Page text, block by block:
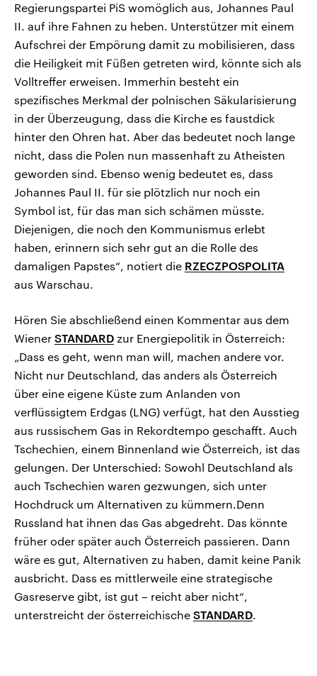
Regierungspartei PiS womöglich aus, Johannes Paul
II. auf ihre Fahnen zu heben. Unterstützer mit einem
Aufschrei der Empörung damit zu mobilisieren, dass
die Heiligkeit mit Füßen getreten wird, könnte sich als
Volltreffer erweisen. Immerhin besteht ein
spezifisches Merkmal der polnischen Säkularisierung
in der Überzeugung, dass die Kirche es faustdick
hinter den Ohren hat. Aber das bedeutet noch lange
nicht, dass die Polen nun massenhaft zu Atheisten
geworden sind. Ebenso wenig bedeutet es, dass
Johannes Paul II. für sie plötzlich nur noch ein
Symbol ist, für das man sich schämen müsste.
Diejenigen, die noch den Kommunismus erlebt
haben, erinnern sich sehr gut an die Rolle des
damaligen Papstes“, notiert die RZECZPOSPOLITA
aus Warschau.
Hören Sie abschließend einen Kommentar aus dem
Wiener STANDARD zur Energiepolitik in Österreich:
„Dass es geht, wenn man will, machen andere vor.
Nicht nur Deutschland, das anders als Österreich
über eine eigene Küste zum Anlanden von
verflüssigtem Erdgas (LNG) verfügt, hat den Ausstieg
aus russischem Gas in Rekordtempo geschafft. Auch
Tschechien, einem Binnenland wie Österreich, ist das
gelungen. Der Unterschied: Sowohl Deutschland als
auch Tschechien waren gezwungen, sich unter
Hochdruck um Alternativen zu kümmern.Denn
Russland hat ihnen das Gas abgedreht. Das könnte
früher oder später auch Österreich passieren. Dann
wäre es gut, Alternativen zu haben, damit keine Panik
ausbricht. Dass es mittlerweile eine strategische
Gasreserve gibt, ist gut – reicht aber nicht“,
unterstreicht der österreichische STANDARD.